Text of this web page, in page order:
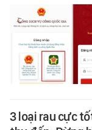
3 loại rau cực